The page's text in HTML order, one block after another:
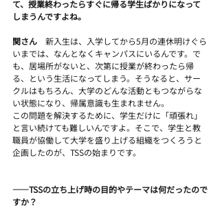
て、授業終わったらすぐに帰る学生ばかりになって
しまうんですよね。
関さん 新入生は、入学してから5月の連休明けぐら
いまでは、なんとなくキャンパスにいるんです。で
も、居場所がないと、次第に授業が終わったら帰
る、という生活になってしまう。そうなると、サー
クルはもちろん、大学のどんな活動ともつながらな
い状態になり、帰属意識も生まれません。
この問題を解決するために、学生だけに「頑張れ」
と言い続けても難しいんですよ。そこで、学生と教
職員が協働して大学を盛り上げる組織をつくろうと
企画したのが、TSSの始まりです。
――TSSの立ち上げ時の目的やテーマは何だったので
すか？